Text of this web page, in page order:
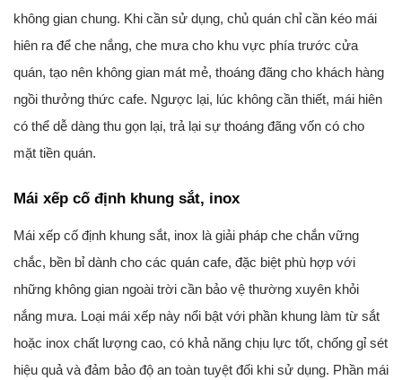
không gian chung. Khi cần sử dụng, chủ quán chỉ cần kéo mái
hiên ra để che nắng, che mưa cho khu vực phía trước cửa
quán, tạo nên không gian mát mẻ, thoáng đãng cho khách hàng
ngồi thưởng thức cafe. Ngược lại, lúc không cần thiết, mái hiên
có thể dễ dàng thu gọn lại, trả lại sự thoáng đãng vốn có cho
mặt tiền quán.
Mái xếp cố định khung sắt, inox
Mái xếp cố định khung sắt, inox là giải pháp che chắn vững
chắc, bền bỉ dành cho các quán cafe, đặc biệt phù hợp với
những không gian ngoài trời cần bảo vệ thường xuyên khỏi
nắng mưa. Loại mái xếp này nổi bật với phần khung làm từ sắt
hoặc inox chất lượng cao, có khả năng chịu lực tốt, chống gỉ sét
hiệu quả và đảm bảo độ an toàn tuyệt đối khi sử dụng. Phần mái